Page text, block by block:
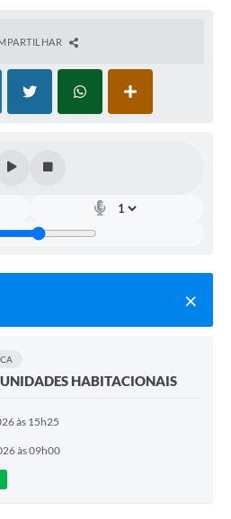
HABITACIONAIS
às 15h25
às 09h00